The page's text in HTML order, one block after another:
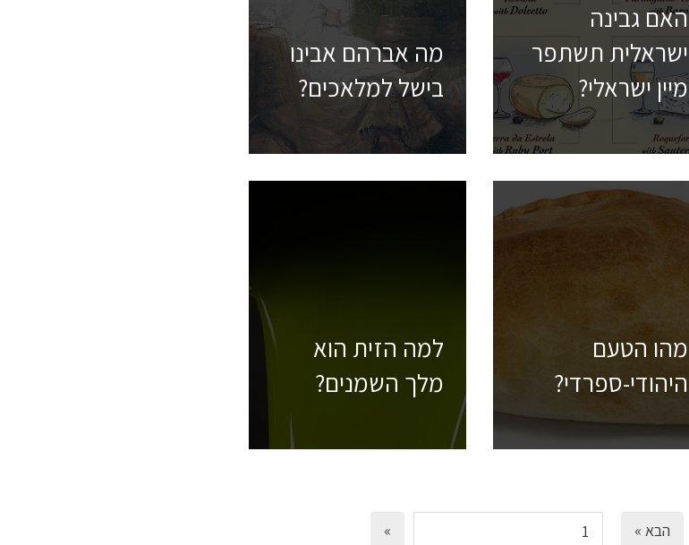
האם גבינה
ישראלית תשתפר
מיין ישראלי?
מה אברהם אבינו
בישל למלאכים?
מהו הטעם
היהודי-ספרדי?
למה הזית הוא
מלך השמנים?
הבא »